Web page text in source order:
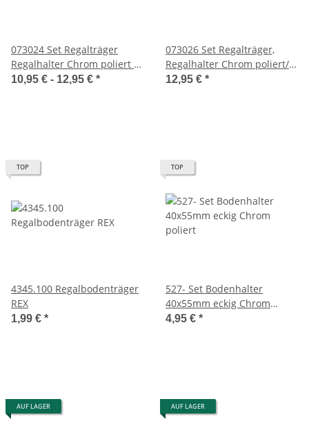
073024 Set Regalträger
Regalhalter Chrom poliert /
Edelstahl Finish
10,95 € - 12,95 € *
073026 Set Regalträger,
Regalhalter Chrom poliert/
Edelstahl Finish
12,95 € *
TOP
4345.100 Regalbodenträger
REX
1,99 € *
TOP
527- Set Bodenhalter
40x55mm eckig Chrom
poliert
4,95 € *
AUF LAGER AUF LAGER